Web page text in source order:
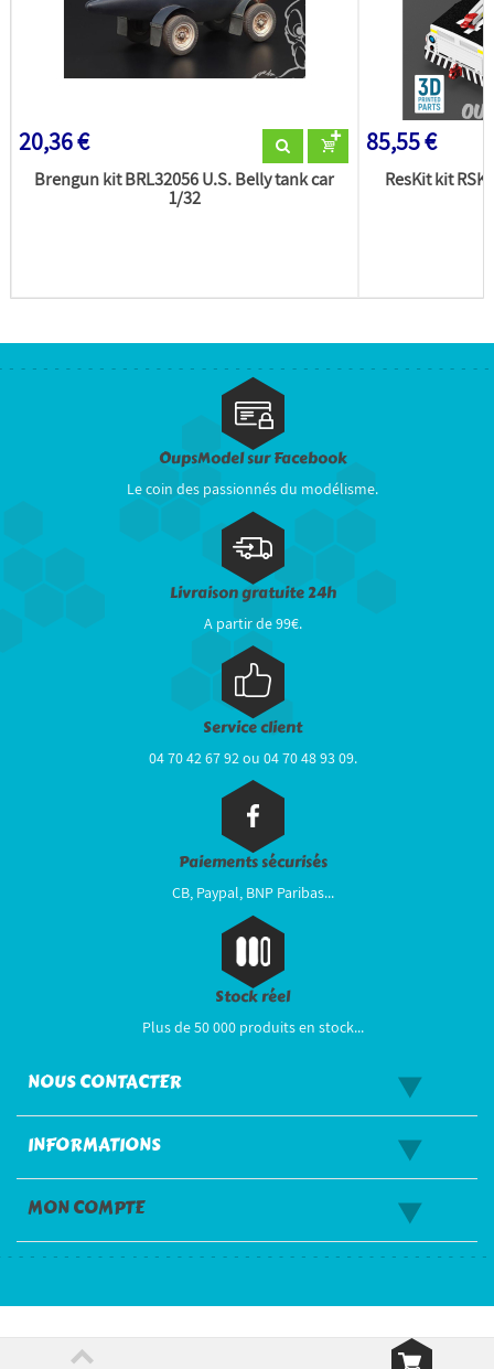
20,36 €
Brengun kit BRL32056 U.S. Belly tank car
1/32
85,55 €
ResKit kit
OupsModel sur Facebook
Le coin des passionnés du modélisme.
Livraison gratuite 24h
A partir de 99€.
Service client
04 70 42 67 92 ou 04 70 48 93 09.
Paiements sécurisés
CB, Paypal, BNP Paribas...
Stock réel
Plus de 50 000 produits en stock...
NOUS CONTACTER
INFORMATIONS
MON COMPTE